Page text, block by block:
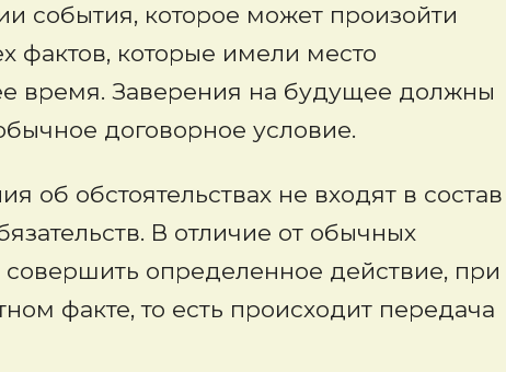
события, которое может произойти
фактов, которые имели место
время. Заверения на будущее должны
договорное условие.
об обстоятельствах не входят в состав
В отличие от обычных
совершить определенное действие, при
факте, то есть происходит передача